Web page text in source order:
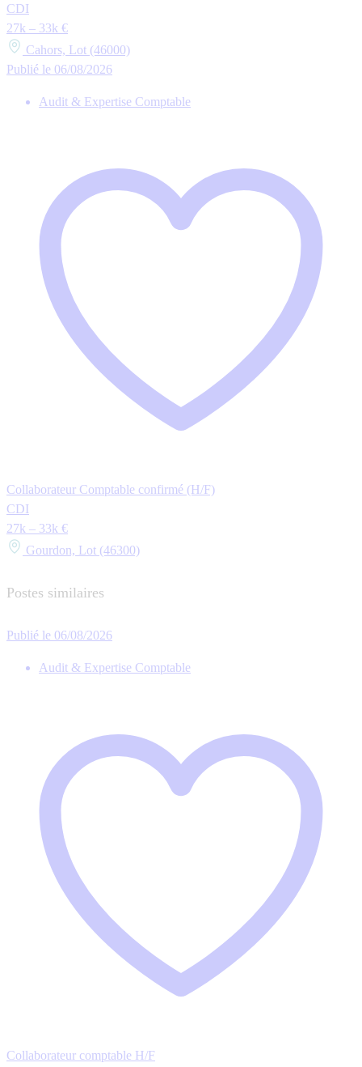
CDI
27k – 33k €
Cahors, Lot (46000)
Publié le 06/08/2026
Audit & Expertise Comptable
Collaborateur Comptable confirmé (H/F)
CDI
27k – 33k €
Gourdon, Lot (46300)
Postes similaires
Publié le 06/08/2026
Audit & Expertise Comptable
Collaborateur comptable H/F